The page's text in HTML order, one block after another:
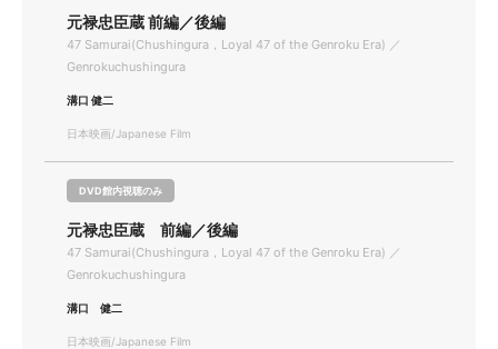
元禄忠臣蔵 前編／後編
47 Samurai(Chushingura，Loyal 47 of the Genroku Era) ／
Genrokuchushingura
溝口 健二
日本映画/Japanese Film
DVD館内視聴のみ
元禄忠臣蔵 前編／後編
47 Samurai(Chushingura，Loyal 47 of the Genroku Era) ／
Genrokuchushingura
溝口 健二
日本映画/Japanese Film